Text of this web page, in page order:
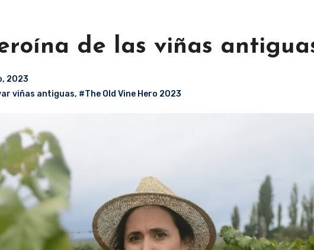
de las viñas
2023
viñas antiguas, #The Old Vine Hero 2023